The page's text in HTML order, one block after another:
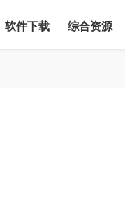
软件下载 综合资源